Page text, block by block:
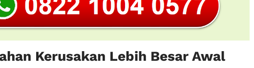
Kerusakan Lebih Besar Awal